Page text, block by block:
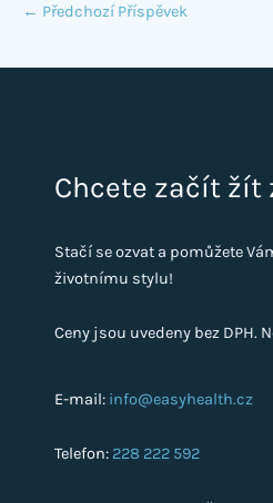
← Předchozí Příspěvek
Chcete začít žít
Stačí se ozvat a pomůžete
životnímu stylu!
Ceny jsou uvedeny bez DPH.
E-mail: info@easyhealth.cz
Telefon: 228 222 592